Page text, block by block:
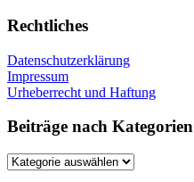
Rechtliches
Datenschutzerklärung
Impressum
Urheberrecht und Haftung
Beiträge nach Kategorien
Beiträge